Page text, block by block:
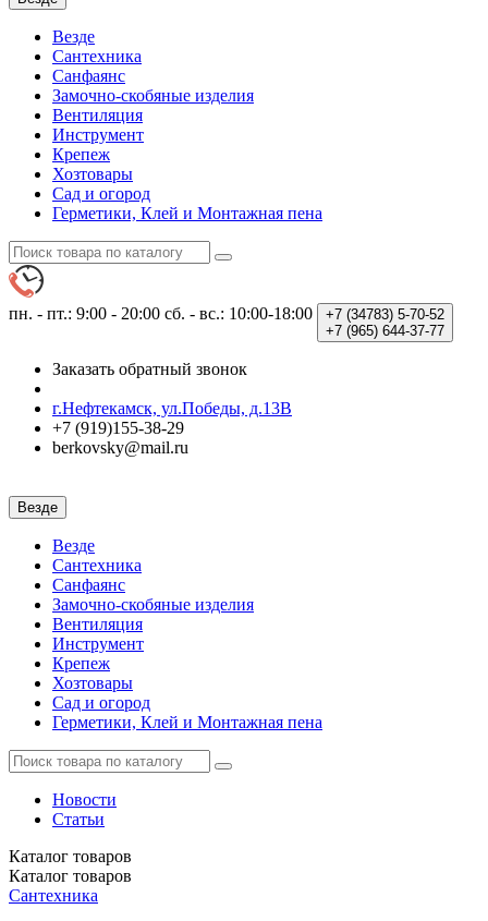
Везде
Сантехника
Санфаянс
Замочно-скобяные изделия
Вентиляция
Инструмент
Крепеж
Хозтовары
Сад и огород
Герметики, Клей и Монтажная пена
пн. - пт.: 9:00 - 20:00 сб. - вс.: 10:00-18:00 +7 (34783) 5-70-52
+7 (965) 644-37-77
Заказать обратный звонок
г.Нефтекамск, ул.Победы, д.13В
+7 (919)155-38-29
berkovsky@mail.ru
Везде
Везде
Сантехника
Санфаянс
Замочно-скобяные изделия
Вентиляция
Инструмент
Крепеж
Хозтовары
Сад и огород
Герметики, Клей и Монтажная пена
Новости
Статьи
Каталог товаров
Каталог товаров
Сантехника